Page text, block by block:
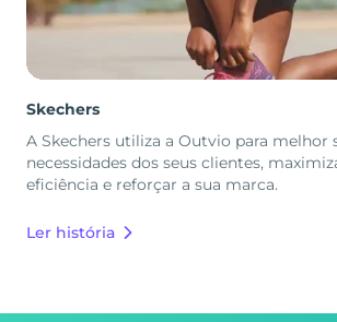
Skechers
A Skechers utiliza a Outvio para melhor
necessidades dos seus clientes,
eficiência e reforçar a sua marca.
Ler história